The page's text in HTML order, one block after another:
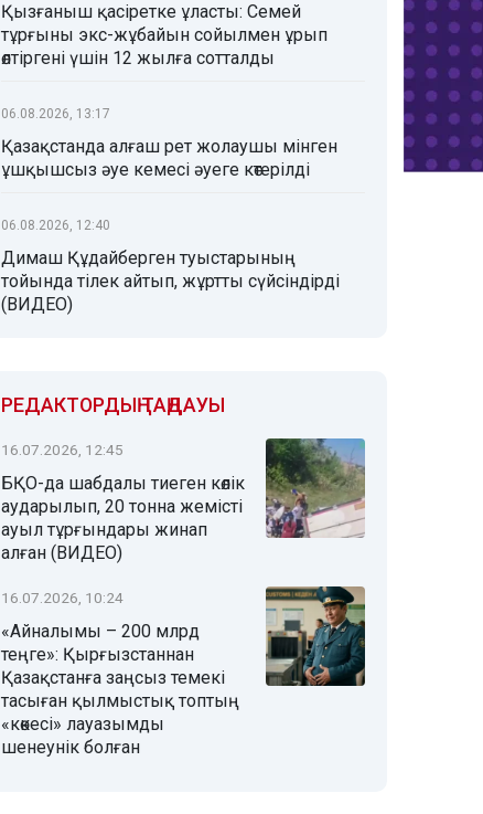
Қызғаныш қасіретке ұласты: Семей
тұрғыны экс-жұбайын сойылмен ұрып
өлтіргені үшін 12 жылға сотталды
06.08.2026, 13:17
Қазақстанда алғаш рет жолаушы мінген
ұшқышсыз әуе кемесі әуеге көтерілді
06.08.2026, 12:40
Димаш Құдайберген туыстарының
тойында тілек айтып, жұртты сүйсіндірді
(ВИДЕО)
РЕДАКТОРДЫҢ ТАҢДАУЫ
16.07.2026, 12:45
БҚО-да шабдалы тиеген көлік
аударылып, 20 тонна жемісті
ауыл тұрғындары жинап
алған (ВИДЕО)
16.07.2026, 10:24
«Айналымы – 200 млрд
теңге»: Қырғызстаннан
Қазақстанға заңсыз темекі
тасыған қылмыстық топтың
«көкесі» лауазымды
шенеунік болған